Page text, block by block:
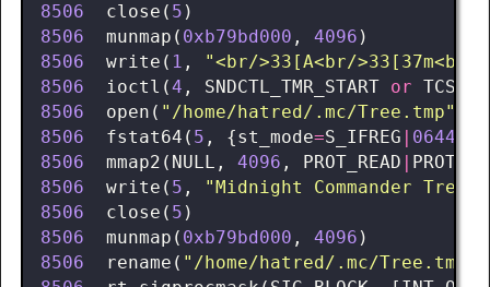
8506
close ( 5 )
8506
munmap ( 0xb79bd000 , 4096 )
8506
write ( 1 ,
"<br/>33[A<br/>33[37m<br/
8506
ioctl (4 , SNDCTL_TMR_START or TCSETS
8506
open ( "/home/hatred/.mc/Tree.tmp"
8506
fstat64 ( 5 , {st_mode=S_IFREG 0644
8506
mmap2 ( NULL , 4096 , PROT_READ
8506
write ( 5 ,
"Midnight Commander
8506
close ( 5 )
8506
munmap ( 0xb79bd000 , 4096 )
8506
rename ( "/home/hatred/.mc/Tree.tmp"